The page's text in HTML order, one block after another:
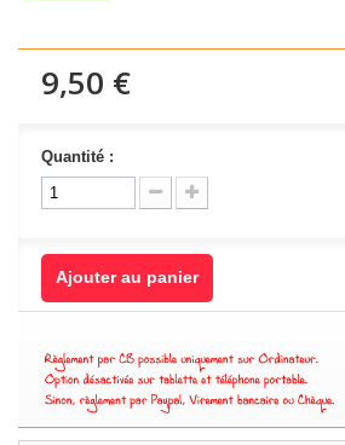
9,50 €
Quantité :
Ajouter au panier